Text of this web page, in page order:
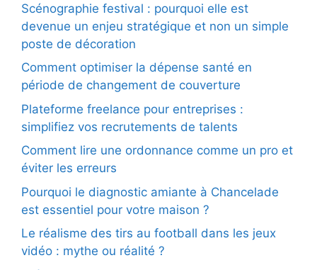
Scénographie festival : pourquoi elle est
devenue un enjeu stratégique et non un simple
poste de décoration
Comment optimiser la dépense santé en
période de changement de couverture
Plateforme freelance pour entreprises :
simplifiez vos recrutements de talents
Comment lire une ordonnance comme un pro et
éviter les erreurs
Pourquoi le diagnostic amiante à Chancelade
est essentiel pour votre maison ?
Le réalisme des tirs au football dans les jeux
vidéo : mythe ou réalité ?